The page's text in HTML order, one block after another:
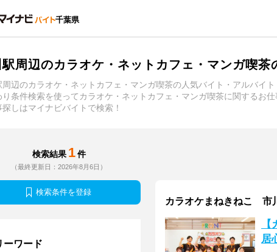
千葉県
周辺のカラオケ・ネットカフェ・マンガ喫
周辺のカラオケ・ネットカフェ・マンガ喫茶の人気バイト・アルバイ
り条件検索を使ってカラオケ・ネットカフェ・マンガ喫茶に関するお
探しはマイナビバイトで検索！
検索結果 1 件
（最終更新日：2026年8月6日）
検索条件を登録
ーワード
カラオケまねきねこ 市
居